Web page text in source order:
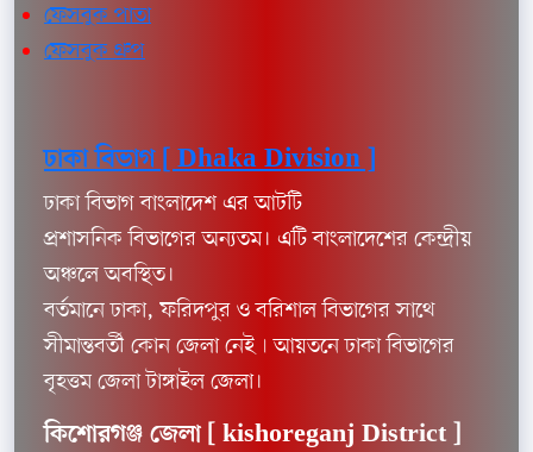
ফেসবুক পাতা
ফেসবুক গ্রুপ
ঢাকা বিভাগ [ Dhaka Division ]
ঢাকা বিভাগ বাংলাদেশ এর আটটি
প্রশাসনিক বিভাগের অন্যতম। এটি বাংলাদেশের কেন্দ্রীয়
অঞ্চলে অবস্থিত।
বর্তমানে ঢাকা, ফরিদপুর ও বরিশাল বিভাগের সাথে
সীমান্তবর্তী কোন জেলা নেই৷ আয়তনে ঢাকা বিভাগের
বৃহত্তম জেলা টাঙ্গাইল জেলা।
কিশোরগঞ্জ জেলা [ kishoreganj District ]